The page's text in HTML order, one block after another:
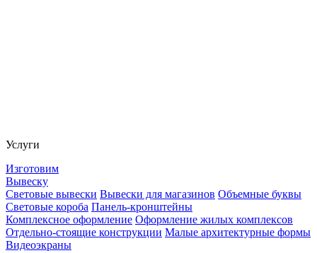
Услуги
Изготовим
Вывеску
Световые вывески Вывески для магазинов Объемные буквы
Световые короба Панель-кронштейны
Комплексное оформление Оформление жилых комплексов
Отдельно-стоящие конструкции Малые архитектурные формы
Видеоэкраны